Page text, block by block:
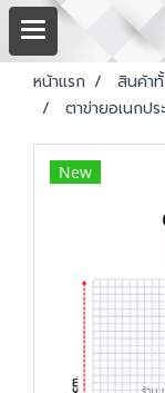
หน้าแรก สินค้า
ตาข่ายอเนกป
New